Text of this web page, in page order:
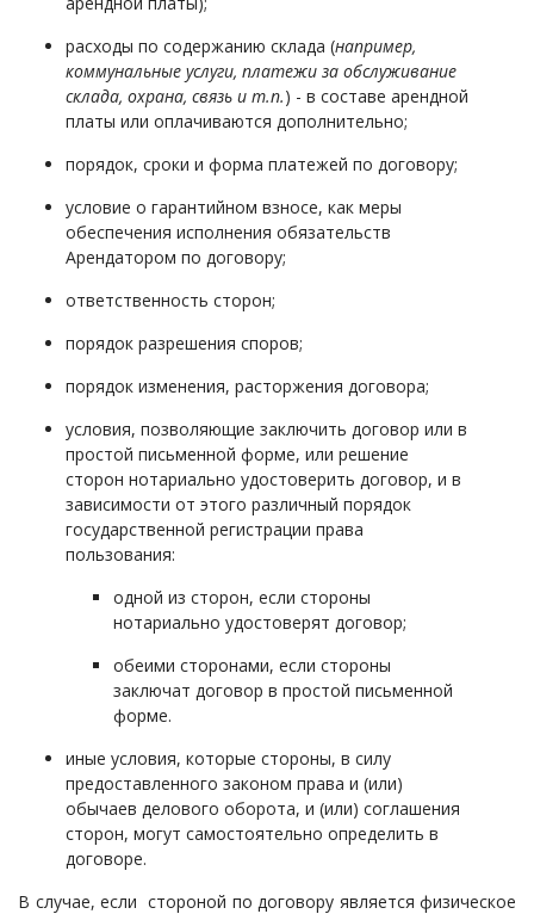
расходы по содержанию склада (например,
коммунальные услуги, платежи за обслуживание
склада, охрана, связь и т.п.) - в составе арендной
платы или оплачиваются дополнительно;
порядок, сроки и форма платежей по договору;
условие о гарантийном взносе, как меры
обеспечения исполнения обязательств
Арендатором по договору;
ответственность сторон;
порядок разрешения споров;
порядок изменения, расторжения договора;
условия, позволяющие заключить договор или в
простой письменной форме, или решение
сторон нотариально удостоверить договор, и в
зависимости от этого различный порядок
государственной регистрации права
пользования:
одной из сторон, если стороны
нотариально удостоверят договор;
обеими сторонами, если стороны
заключат договор в простой письменной
форме.
иные условия, которые стороны, в силу
предоставленного законом права и (или)
обычаев делового оборота, и (или) соглашения
сторон, могут самостоятельно определить в
договоре.
В случае, если стороной по договору является физическое